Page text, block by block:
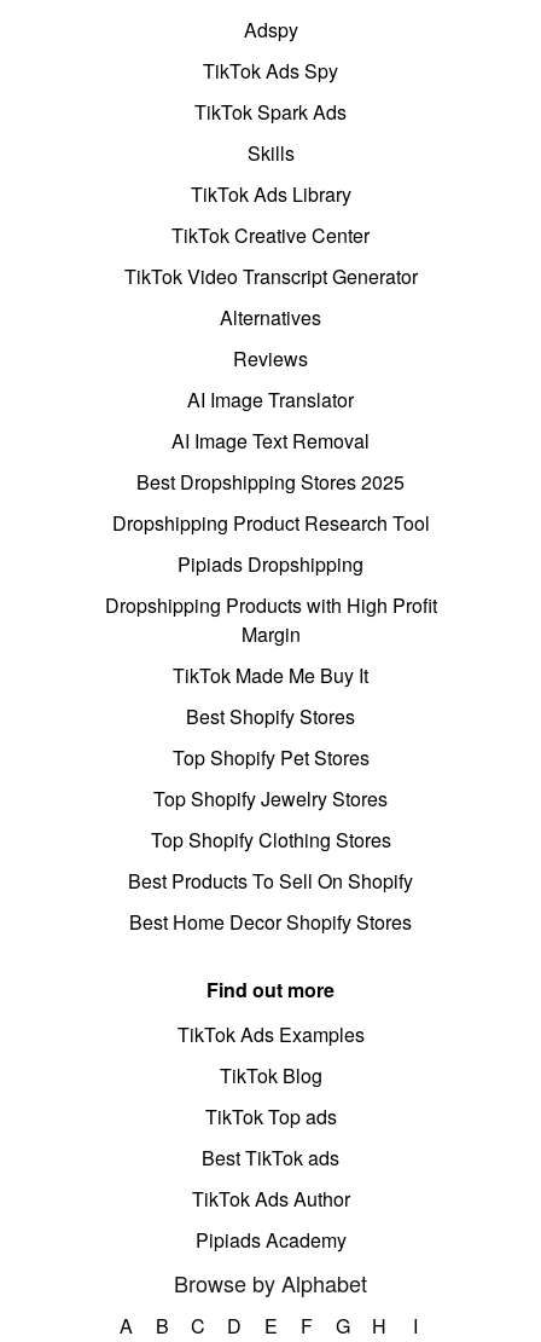
Adspy
TikTok Ads Spy
TikTok Spark Ads
Skills
TikTok Ads Library
TikTok Creative Center
TikTok Video Transcript Generator
Alternatives
Reviews
AI Image Translator
AI Image Text Removal
Best Dropshipping Stores 2025
Dropshipping Product Research Tool
Pipiads Dropshipping
Dropshipping Products with High Profit
Margin
TikTok Made Me Buy It
Best Shopify Stores
Top Shopify Pet Stores
Top Shopify Jewelry Stores
Top Shopify Clothing Stores
Best Products To Sell On Shopify
Best Home Decor Shopify Stores
Find out more
TikTok Ads Examples
TikTok Blog
TikTok Top ads
Best TikTok ads
TikTok Ads Author
Pipiads Academy
Browse by Alphabet
A B C D E F G H
I